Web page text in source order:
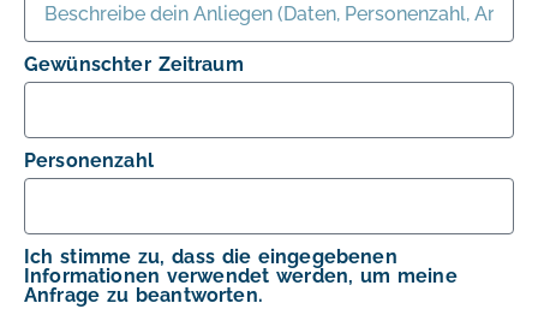
Gewünschter Zeitraum
Personenzahl
Ich stimme zu, dass die eingegebenen
Informationen verwendet werden, um meine
Anfrage zu beantworten.